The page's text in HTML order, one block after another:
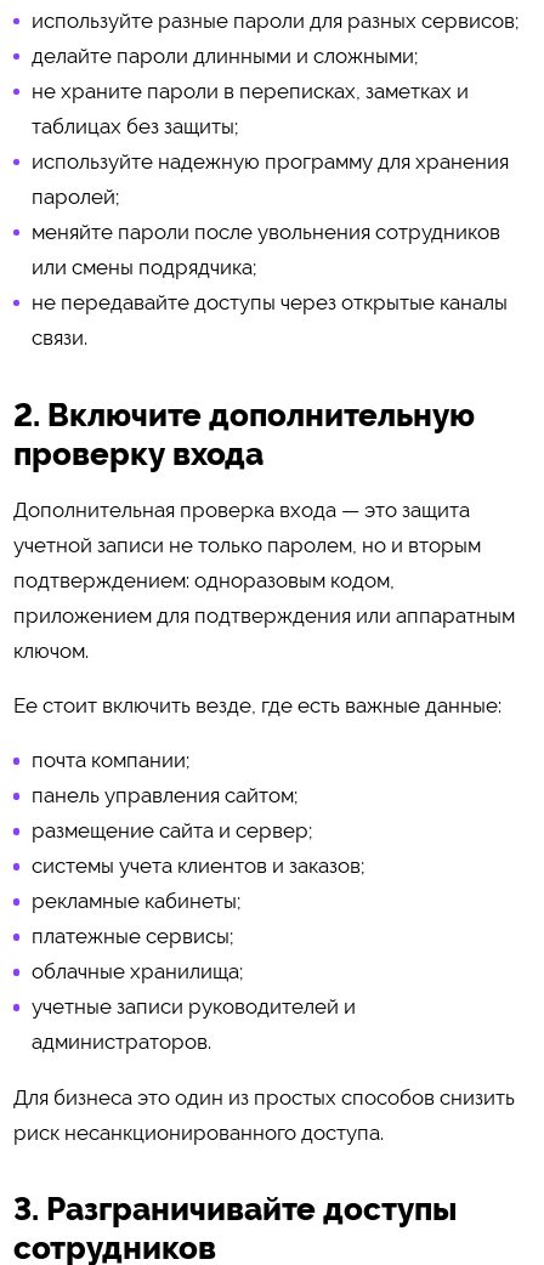
используйте разные пароли для разных сервисов;
делайте пароли длинными и сложными;
не храните пароли в переписках, заметках и
таблицах без защиты;
используйте надежную программу для хранения
паролей;
меняйте пароли после увольнения сотрудников
или смены подрядчика;
не передавайте доступы через открытые каналы
связи.
2. Включите дополнительную
проверку входа
Дополнительная проверка входа — это защита
учетной записи не только паролем, но и вторым
подтверждением: одноразовым кодом,
приложением для подтверждения или аппаратным
ключом.
Ее стоит включить везде, где есть важные данные:
почта компании;
панель управления сайтом;
размещение сайта и сервер;
системы учета клиентов и заказов;
рекламные кабинеты;
платежные сервисы;
облачные хранилища;
учетные записи руководителей и
администраторов.
Для бизнеса это один из простых способов снизить
риск несанкционированного доступа.
3. Разграничивайте доступы
сотрудников